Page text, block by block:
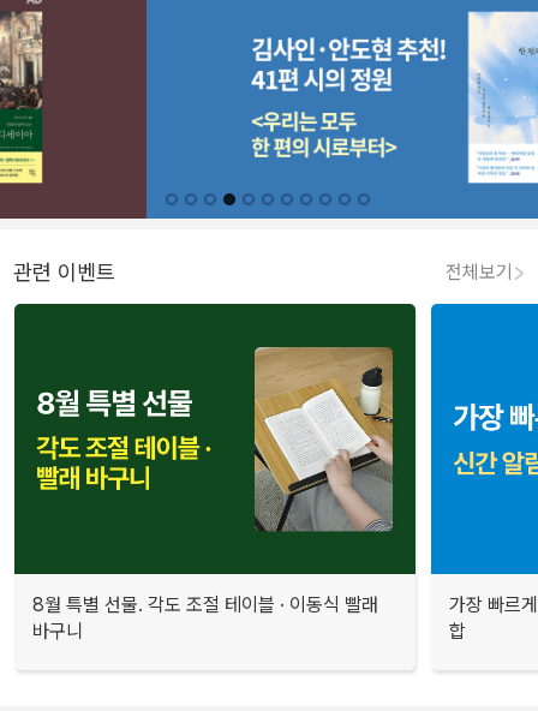
관련 이벤트 전체보기
8월 특별 선물. 각도 조절 테이블 · 이동식 빨래
바구니
가장 빠르
합